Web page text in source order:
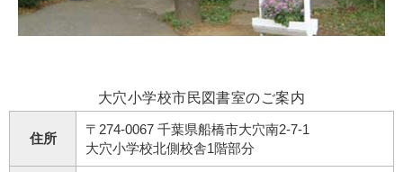
大穴小学校市民図書室のご案内
住所
〒274-0067 千葉県船橋市大穴南2-7-1
大穴小学校北側校舎1階部分